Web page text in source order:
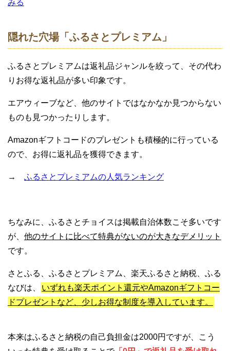
みる
隠れた穴場「ふるさとプレミアム」
ふるさとプレミアムは返礼品ジャンルを絞って、その代わ
りお得な返礼品が多い印象です。
エアウィーブなど、他のサイトではなかなか見つからない
ものも見つかったりします。
Amazonギフトコードのプレゼントも積極的に行っている
ので、お得に返礼品を獲得できます。
→ ふるさとプレミアムの人気ランキング
ちなみに、ふるさとチョイスは掲載自治体数こそ多いです
が、 他のサイトに比べて特典がないのが大きなデメリット
です。
さとふる、ふるさとプレミアム、楽天ふるさと納税、ふる
なびは、
いずれも楽天ポイント還元やAmazonギフトコー
ドプレゼントなど、少しお得な制度を導入しています。
本来はふるさと納税の自己負担金は2000円ですが、こう